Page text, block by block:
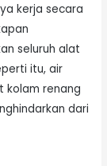
kerja secara
seluruh alat
itu, air
kolam renang
dari